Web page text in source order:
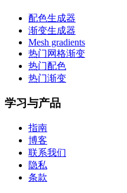
配色生成器
渐变生成器
Mesh gradients
热门网格渐变
热门配色
热门渐变
学习与产品
指南
博客
联系我们
隐私
条款